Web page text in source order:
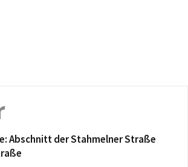
Abschnitt der Stahmelner Straße